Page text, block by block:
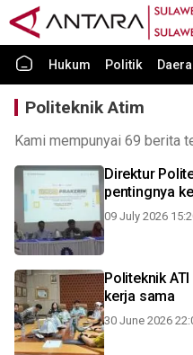
Hukum Politik
Politeknik Atim
Kami mempunyai 69 berita
Direktur
pentingnya
09 July 2026
Politeknik
kerja sama
30 June 2026